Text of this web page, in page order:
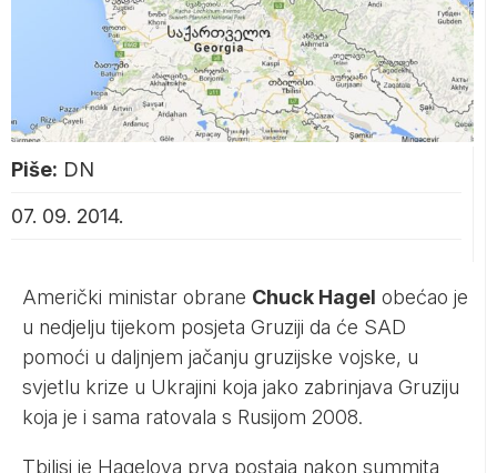
Piše: DN
07. 09. 2014.
Američki ministar obrane Chuck Hagel obećao je
u nedjelju tijekom posjeta Gruziji da će SAD
pomoći u daljnjem jačanju gruzijske vojske, u
svjetlu krize u Ukrajini koja jako zabrinjava Gruziju
koja je i sama ratovala s Rusijom 2008.
Tbilisi je Hagelova prva postaja nakon summita